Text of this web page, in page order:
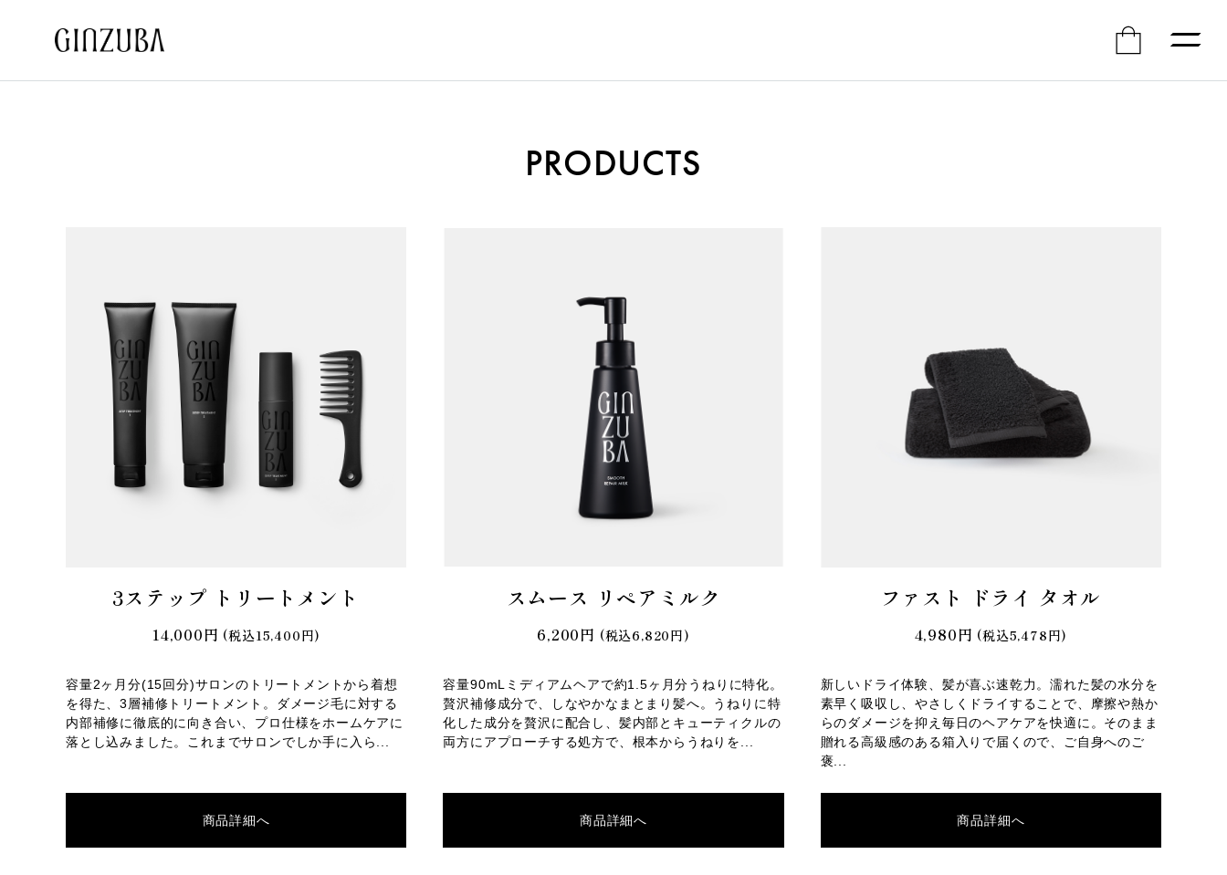
PRODUCTS
3ステップ トリートメント
14,000円 (税込15,400円)
容量2ヶ月分(15回分)サロンのトリートメントから着想
を得た、3層補修トリートメント。ダメージ毛に対する
内部補修に徹底的に向き合い、プロ仕様をホームケアに
落とし込みました。これまでサロンでしか手に入ら...
商品詳細へ
スムース リペアミルク
6,200円 (税込6,820円)
容量90mLミディアムヘアで約1.5ヶ月分うねりに特化。
贅沢補修成分で、しなやかなまとまり髪へ。うねりに特
化した成分を贅沢に配合し、髪内部とキューティクルの
両方にアプローチする処方で、根本からうねりを...
商品詳細へ
ファスト ドライ タオル
4,980円 (税込5,478円)
新しいドライ体験、髪が喜ぶ速乾力。濡れた髪の水分を
素早く吸収し、やさしくドライすることで、摩擦や熱か
らのダメージを抑え毎日のヘアケアを快適に。そのまま
贈れる高級感のある箱入りで届くので、ご自身へのご
褒...
商品詳細へ